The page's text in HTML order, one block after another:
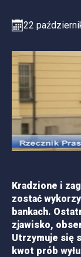
22
Kradzione i
zostać
bankach.
zjawisko,
Utrzymuje się
kwot prób